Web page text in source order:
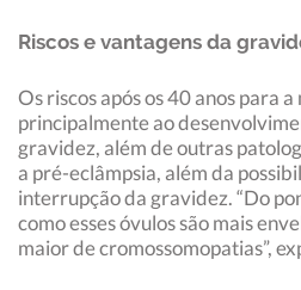
Riscos e vantagens da
Os riscos após os 40 anos para
principalmente ao
gravidez, além de outras
a pré-eclâmpsia, além da
interrupção da gravidez. “Do
como esses óvulos são mais
maior de cromossomopatias”,